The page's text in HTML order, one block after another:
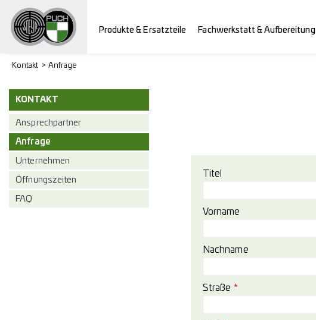
Produkte & Ersatzteile Fachwerkstatt & Aufbereitung
Kontakt Anfrage
KONTAKT
Ansprechpartner
Anfrage
Unternehmen
Öffnungszeiten
FAQ
Titel
Vorname
Nachname
Straße *